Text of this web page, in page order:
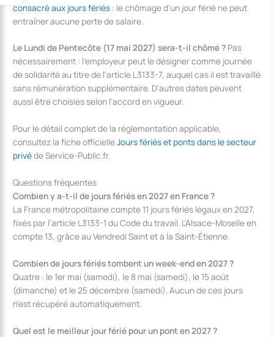
consacré aux jours fériés : le chômage d'un jour férié ne peut
entraîner aucune perte de salaire.
Le Lundi de Pentecôte (17 mai 2027) sera-t-il chômé ? Pas
nécessairement : l'employeur peut le désigner comme journée
de solidarité au titre de l'article L3133-7, auquel cas il est travaillé
sans rémunération supplémentaire. D'autres dates peuvent
aussi être choisies selon l'accord en vigueur.
Pour le détail complet de la réglementation applicable,
consultez la fiche officielleJours fériés et ponts dans le secteur
privéde Service-Public.fr.
Questions fréquentes
Combien y a-t-il de jours fériés en 2027 en France ?
La France métropolitaine compte 11 jours fériés légaux en 2027,
fixés par l'article L3133-1 du Code du travail. L'Alsace-Moselle en
compte 13, grâce au Vendredi Saint et à la Saint-Étienne.
Combien de jours fériés tombent un week-end en 2027 ?
Quatre : le 1er mai (samedi), le 8 mai (samedi), le 15 août
(dimanche) et le 25 décembre (samedi). Aucun de ces jours
n'est récupéré automatiquement.
Quel est le meilleur jour férié pour un pont en 2027 ?